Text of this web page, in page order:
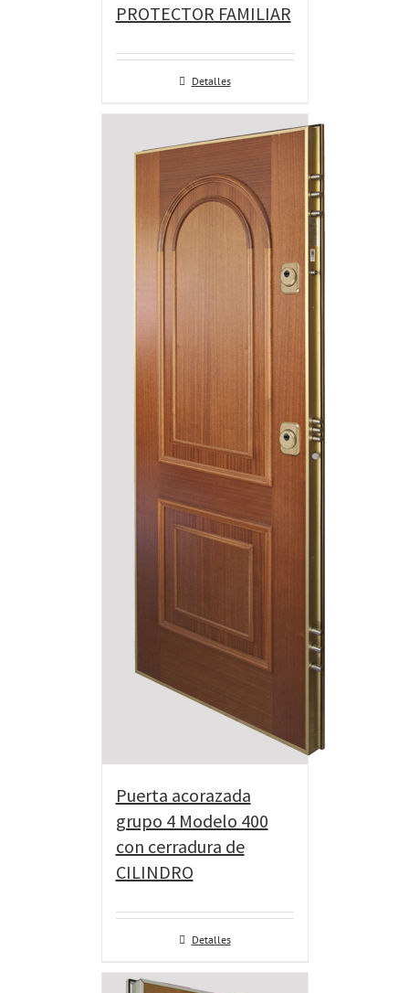
PROTECTOR FAMILIAR
Detalles
Puerta acorazada
grupo 4 Modelo 400
con cerradura de
CILINDRO
Detalles